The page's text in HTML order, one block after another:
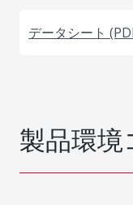
データシート
製品環